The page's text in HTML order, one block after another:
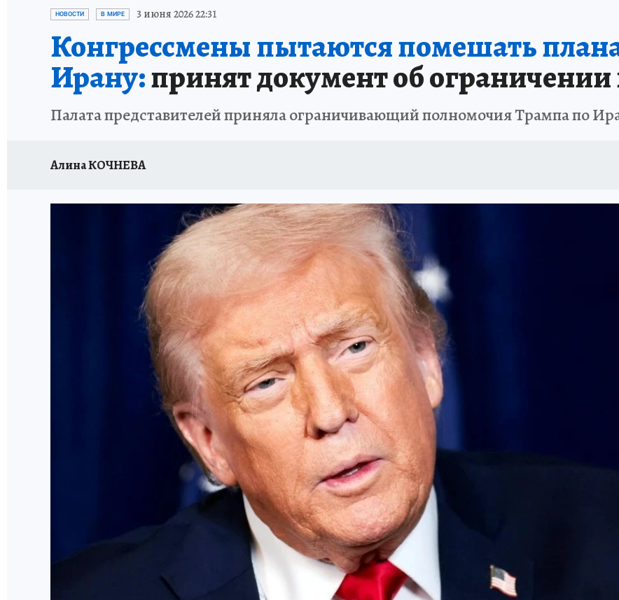
ИСПЫТАНО НА СЕБЕ
НОВОСТИ В МИРЕ 3 июня 2026 22:31
Конгрессмены пытаются помешать
Ирану:принят документ об
Палата представителей приняла ограничивающий полномочия Трампа по
Алина КОЧНЕВА